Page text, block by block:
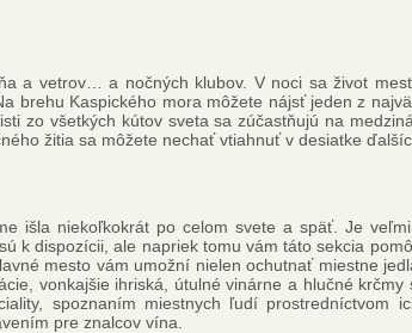
a vetrov… a nočných klubov. V noci sa život
brehu Kaspického mora môžete nájsť jeden z
zo všetkých kútov sveta sa zúčastňujú na
žitia sa môžete nechať vtiahnuť v desiatke
išla niekoľkokrát po celom svete a späť. Je
k dispozícii, ale napriek tomu vám táto sekcia
mesto vám umožní nielen ochutnať miestne
vonkajšie ihriská, útulné vinárne a hlučné
spoznaním miestnych ľudí prostredníctvom
pre znalcov vína.